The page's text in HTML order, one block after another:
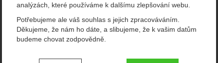
analýzách, které používáme k dalšímu zlepšování webu.
Potřebujeme ale váš souhlas s jejich zpracováváním.
Děkujeme, že nám ho dáte, a slibujeme, že k vašim datům
budeme chovat zodpovědně.
Nastavení souhlasů s kategoriemi